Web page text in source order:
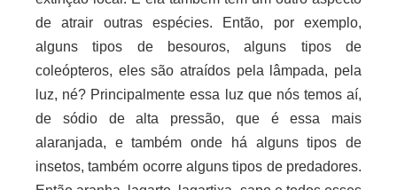
de atrair outras espécies. Então, por exemplo,
alguns tipos de besouros, alguns tipos de
coleópteros, eles são atraídos pela lâmpada, pela
luz, né? Principalmente essa luz que nós temos aí,
de sódio de alta pressão, que é essa mais
alaranjada, e também onde há alguns tipos de
insetos, também ocorre alguns tipos de predadores.